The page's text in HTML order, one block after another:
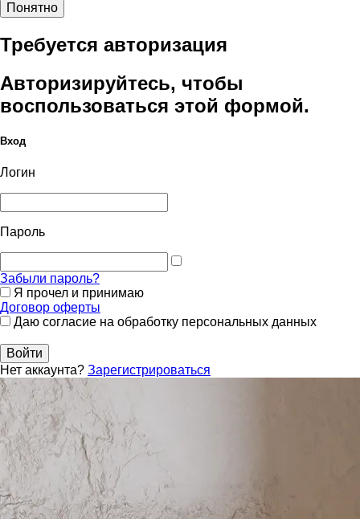
Понятно
Требуется авторизация
Авторизируйтесь, чтобы
воспользоваться этой формой.
Вход
Логин
Пароль
Забыли пароль?
Я прочел и принимаю
Договор оферты
Даю согласие на обработку персональных данных
Войти
Нет аккаунта? Зарегистрироваться